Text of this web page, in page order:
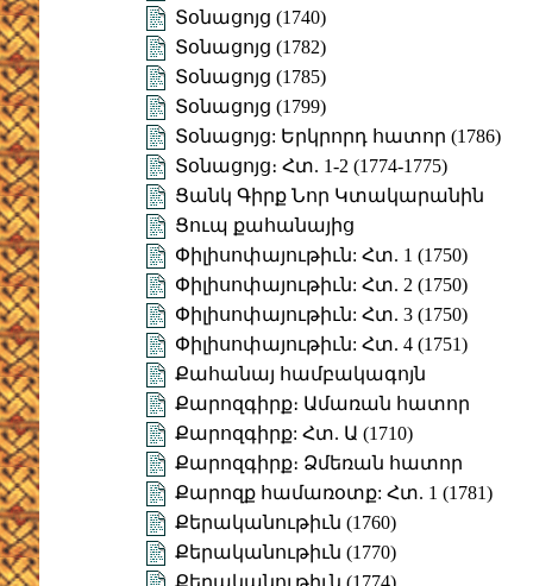
Տօնացոյց (1740)
Տօնացոյց (1782)
Տօնացոյց (1785)
Տօնացոյց (1799)
Տօնացոյց: Երկրորդ հատոր (1786)
Տօնացոյց։ Հտ. 1-2 (1774-1775)
Ցանկ Գիրք Նոր Կտակարանին
Ցուպ քահանայից
Փիլիսոփայութիւն: Հտ. 1 (1750)
Փիլիսոփայութիւն: Հտ. 2 (1750)
Փիլիսոփայութիւն: Հտ. 3 (1750)
Փիլիսոփայութիւն: Հտ. 4 (1751)
Քահանայ համբակագոյն
Քարոզգիրք։ Ամառան հատոր
Քարոզգիրք: Հտ. Ա (1710)
Քարոզգիրք։ Ձմեռան հատոր
Քարոզք համառօտք: Հտ. 1 (1781)
Քերականութիւն (1760)
Քերականութիւն (1770)